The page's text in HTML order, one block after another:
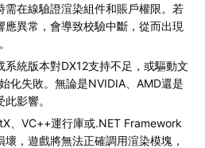
需在線驗證渲染組件和賬戶權限。若
異常，會導致校驗中斷，從而出現
系統版本對DX12支持不足，或驅動文
化失敗。無論是NVIDIA、AMD還是
影響。
、VC++運行庫或.NET Framework
，遊戲將無法正確調用渲染模塊，